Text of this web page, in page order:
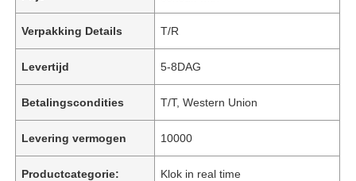
Verpakking Details T/R
Levertijd 5-8DAG
Betalingscondities T/T, Western Union
Levering vermogen 10000
Productcategorie: Klok in real time